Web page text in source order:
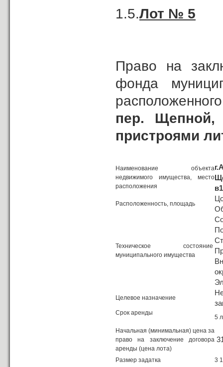
1.5.Лот № 5
Право на
фонда
пер. Щепной,
пристроями
Наименование объекта
недвижимого имущества, место
расположения
Расположенность, площадь
Техническое состояние
муниципального имущества
Целевое назначение
Срок аренды
5
Начальная (минимальная) цена за
право на заключение договора
аренды (цена лота)
Размер задатка 3